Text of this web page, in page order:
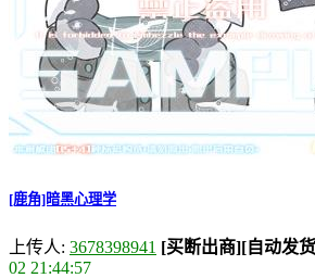
[鹿角]暗黑心理学
上传人: 3678398941 [买断出商][自动发
02 21:44:57